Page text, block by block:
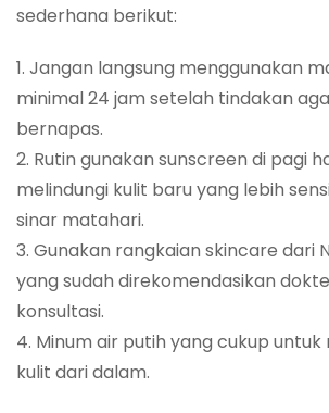
sederhana berikut:
1. Jangan langsung menggunakan
minimal 24 jam setelah tindakan
bernapas.
2. Rutin gunakan sunscreen di pagi
melindungi kulit baru yang lebih
sinar matahari.
3. Gunakan rangkaian skincare dari
yang sudah direkomendasikan
konsultasi.
4. Minum air putih yang cukup untuk
kulit dari dalam.